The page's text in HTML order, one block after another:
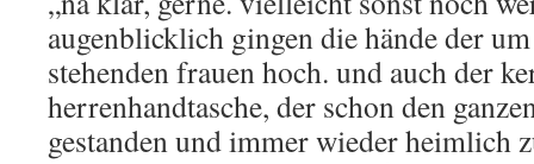
augenblicklich gingen die hände der
stehenden frauen hoch. und auch der
herrenhandtasche, der schon den
gestanden und immer wieder heimlich